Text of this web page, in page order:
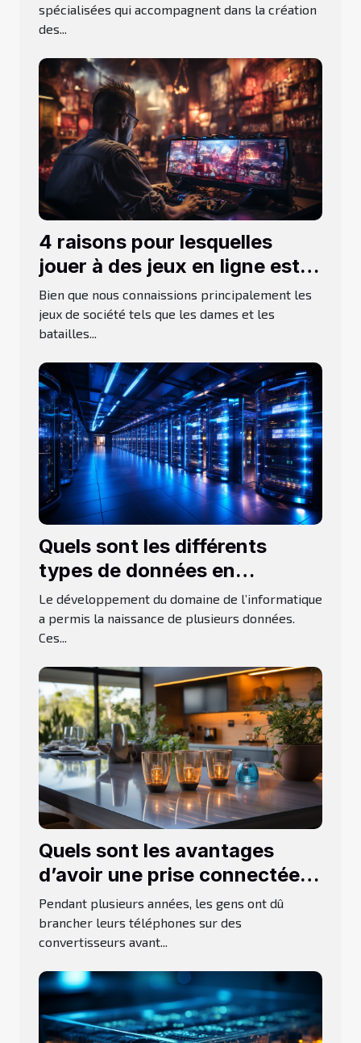
spécialisées qui accompagnent dans la création
des...
4 raisons pour lesquelles
jouer à des jeux en ligne est
bon pour vous
Bien que nous connaissions principalement les
jeux de société tels que les dames et les
batailles...
Quels sont les différents
types de données en
informatiques ?
Le développement du domaine de l’informatique
a permis la naissance de plusieurs données.
Ces...
Quels sont les avantages
d’avoir une prise connectée
dans votre habitation ?
Pendant plusieurs années, les gens ont dû
brancher leurs téléphones sur des
convertisseurs avant...